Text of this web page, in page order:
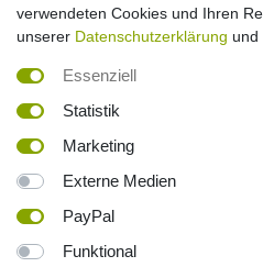
Barrierefreiheitserklärung
*inkl. ges. MwSt. Versandkostenfrei
Versandkosten für andere Länder und
der Schaltfläche
einer effektiven Nutzung von 20 Minuten
verwendeten Cookies und Ihren
unserer Datenschutzerklärung und
Essenziell
Statistik
Marketing
Externe Medien
PayPal
Funktional